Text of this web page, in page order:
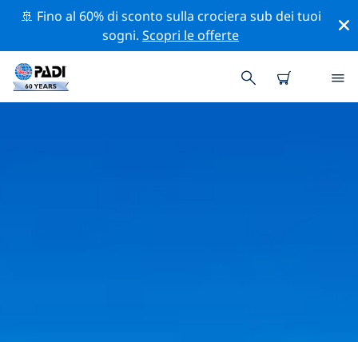
🚢 Fino al 60% di sconto sulla crociera sub dei tuoi
sogni.Scopri le offerte